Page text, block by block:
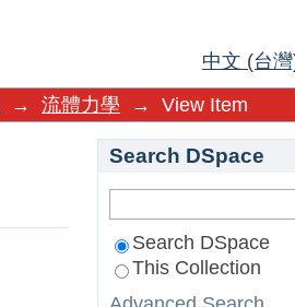
中文 (台
→ 流體力學 → View Item
Search DSpace
Search DSpace
This Collection